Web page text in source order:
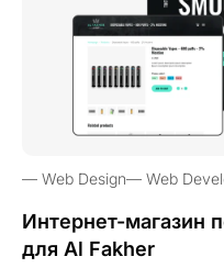
Web Design Web
Интернет-магазин
для Al Fakher